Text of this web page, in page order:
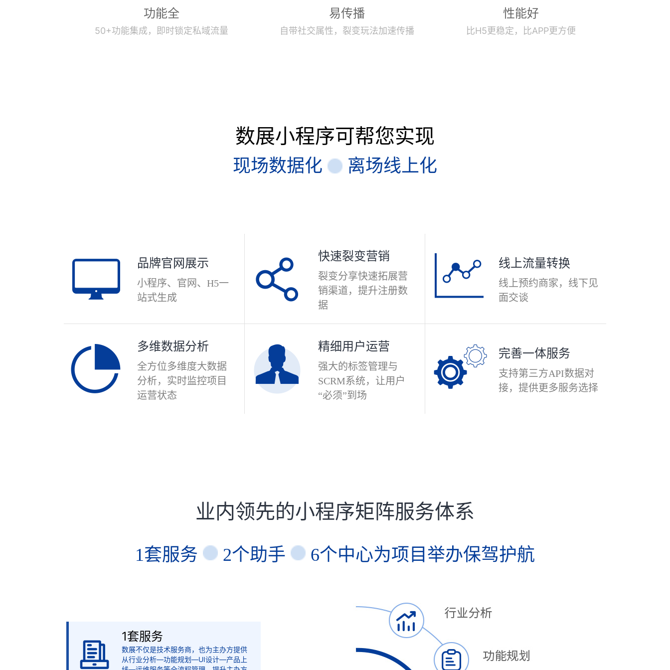
功能全
50+功能集成，即时锁定私域流量
易传播
自带社交属性，裂变玩法加速传播
性能好
比H5更稳定，比APP更方便
数展小程序可帮您实现
现场数据化 离场线上化
品牌官网展示
小程序、官网、H5一
站式生成
快速裂变营销
裂变分享快速拓展营
销渠道，提升注册数
据
线上流量转换
线上预约商家，线下见
面交谈
多维数据分析
全方位多维度大数据
分析，实时监控项目
运营状态
精细用户运营
强大的标签管理与
SCRM系统，让用户
“必须”到场
完善一体服务
支持第三方API数据对
接，提供更多服务选择
业内领先的小程序矩阵服务体系
1套服务 2个助手 6个中心为项目举办保驾护航
1套服务
数展不仅是技术服务商，也为主办方提供
从行业分析—功能规划—UI设计—产品上